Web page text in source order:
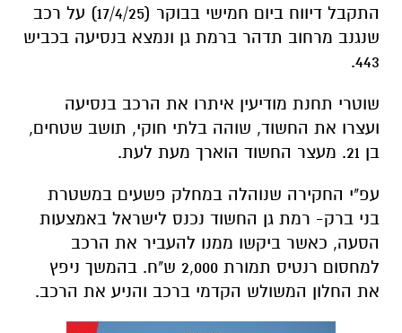
התקבל דיווח ביום חמישי בבוקר (17/4/25) על רכב
שנגנב מרחוב תדהר ברמת גן ונמצא בנסיעה בכביש
443.
שוטרי תחנת מודיעין איתרו את הרכב בנסיעה
ועצרו את החשוד, שוהה בלתי חוקי, תושב שטחים,
בן 21. מעצר החשוד הוארך מעת לעת.
עפ"י החקירה שנוהלה במחלק פשעים במשטרת
בני ברק- רמת גן החשוד נכנס לישראל באמצעות
הסעה, כאשר ביקשו ממנו להעביר את הרכב
למחסום רנטיס תמורת 2,000 ש"ח. בהמשך ניפץ
את החלון המשולש הקדמי ברכב והניע את הרכב.